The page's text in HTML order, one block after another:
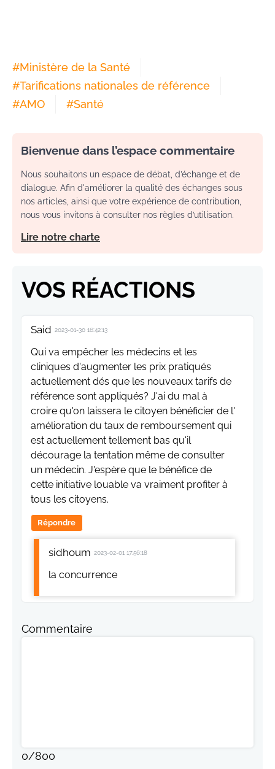
#Ministère de la Santé
#Tarifications nationales de référence
#AMO #Santé
Bienvenue dans l’espace commentaire
Nous souhaitons un espace de débat, d’échange et de
dialogue. Afin d'améliorer la qualité des échanges sous
nos articles, ainsi que votre expérience de contribution,
nous vous invitons à consulter nos règles d’utilisation.
Lire notre charte
VOS RÉACTIONS
Said 2023-01-30 16:42:13
Qui va empêcher les médecins et les
cliniques d'augmenter les prix pratiqués
actuellement dés que les nouveaux tarifs de
référence sont appliqués? J'ai du mal à
croire qu'on laissera le citoyen bénéficier de l'
amélioration du taux de remboursement qui
est actuellement tellement bas qu'il
décourage la tentation même de consulter
un médecin. J'espère que le bénéfice de
cette initiative louable va vraiment profiter à
tous les citoyens.
Répondre
sidhoum 2023-02-01 17:56:18
la concurrence
Commentaire
0/800